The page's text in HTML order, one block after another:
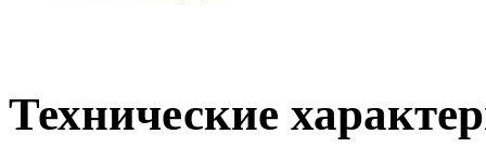
Технические